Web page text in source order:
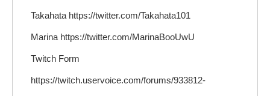
Takahata https://twitter.com/Takahata101
Marina https://twitter.com/MarinaBooUwU
Twitch Form
https://twitch.uservoice.com/forums/933812-